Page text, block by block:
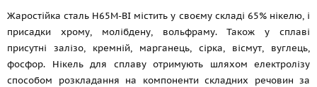
Жаростійка сталь Н65М-ВІ містить у своєму складі 65% нікелю, і
присадки хрому, молібдену, вольфраму. Також у сплаві
присутні залізо, кремній, марганець, сірка, вісмут, вуглець,
фосфор. Нікель для сплаву отримують шляхом електролізу
способом розкладання на компоненти складних речовин за